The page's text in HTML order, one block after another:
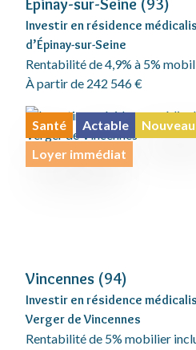
Épinay-sur-Seine (93)
Investir en résidence
d’Épinay-sur-Seine
Rentabilité de 4,9% à 5%
À partir de 242 546 €
Santé Actable
Loyer immédiat
Vincennes (94)
Investir en résidence
Verger de Vincennes
Rentabilité de 5% mobilier